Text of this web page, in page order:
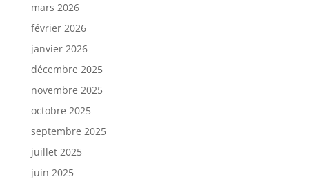
mars 2026
février 2026
janvier 2026
décembre 2025
novembre 2025
octobre 2025
septembre 2025
juillet 2025
juin 2025